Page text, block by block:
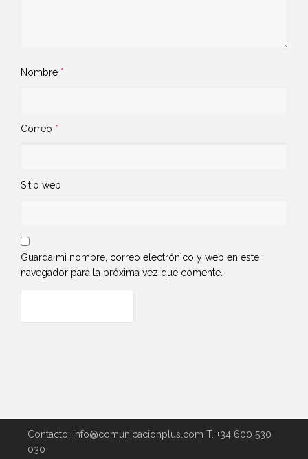
Nombre *
Correo *
Sitio web
Guarda mi nombre, correo electrónico y web en este
navegador para la próxima vez que comente.
Contacto: info@comunicacionplus.com T. +34 600 530
030